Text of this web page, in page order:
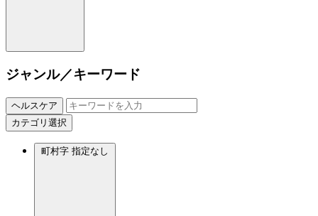
ジャンル／キーワード
ヘルスケア
カテゴリ選択
町村字 指定なし